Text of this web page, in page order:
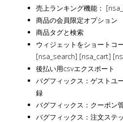
売上ランキング機能：
商品の会員限定オプション
商品タグと検索
ウィジェットをショートコ
[nsa_search] [nsa_cart]
後払い用csvエクスポート
バグフィックス：ゲストユ
録
バグフィックス：クーポン
バグフィックス：注文ステ